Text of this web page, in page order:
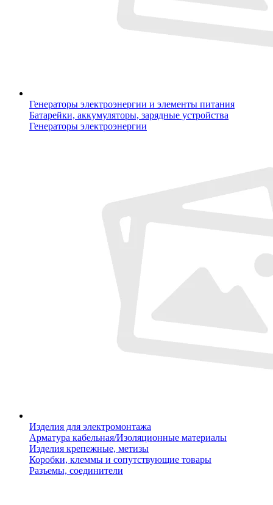
Генераторы электроэнергии и элементы питания
Батарейки, аккумуляторы, зарядные устройства
Генераторы электроэнергии
Изделия для электромонтажа
Арматура кабельная/Изоляционные материалы
Изделия крепежные, метизы
Коробки, клеммы и сопутствующие товары
Разъемы, соединители